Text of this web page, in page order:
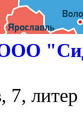
ООО
7,